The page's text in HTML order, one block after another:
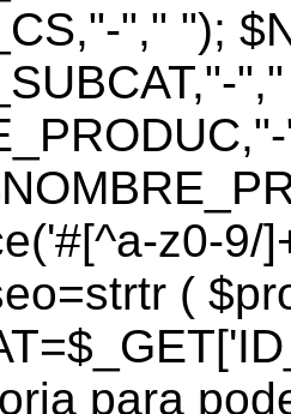
"," ");
z0-9/
(
para